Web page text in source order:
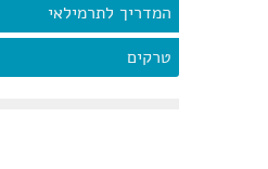
המדריך לתרמילאי
טרקים